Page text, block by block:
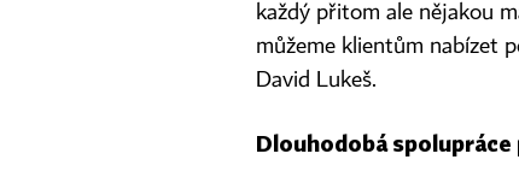
každý přitom ale nějakou
můžeme klientům nabízet
David Lukeš.
Dlouhodobá spolupráce